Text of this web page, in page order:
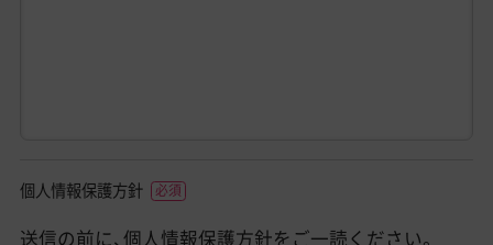
個人情報保護方針
送信の前に、 個人情報保護方針をご一読ください。